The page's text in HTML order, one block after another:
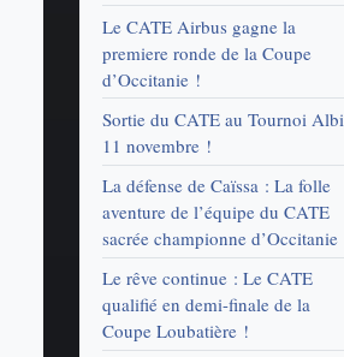
Le CATE Airbus gagne la
premiere ronde de la Coupe
d’Occitanie !
Sortie du CATE au Tournoi Albi
11 novembre !
La défense de Caïssa : La folle
aventure de l’équipe du CATE
sacrée championne d’Occitanie
Le rêve continue : Le CATE
qualifié en demi-finale de la
Coupe Loubatière !